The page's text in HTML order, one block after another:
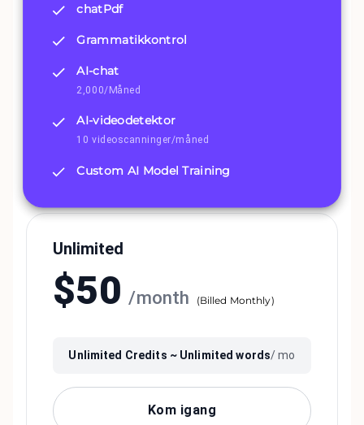
chatPdf
Grammatikkontrol
AI-chat
2,000/Måned
AI-videodetektor
10 videoscanninger/måned
Custom AI Model Training
Unlimited
$50 /month (Billed Monthly)
Unlimited Credits ~ Unlimited words/ mo
Kom igang